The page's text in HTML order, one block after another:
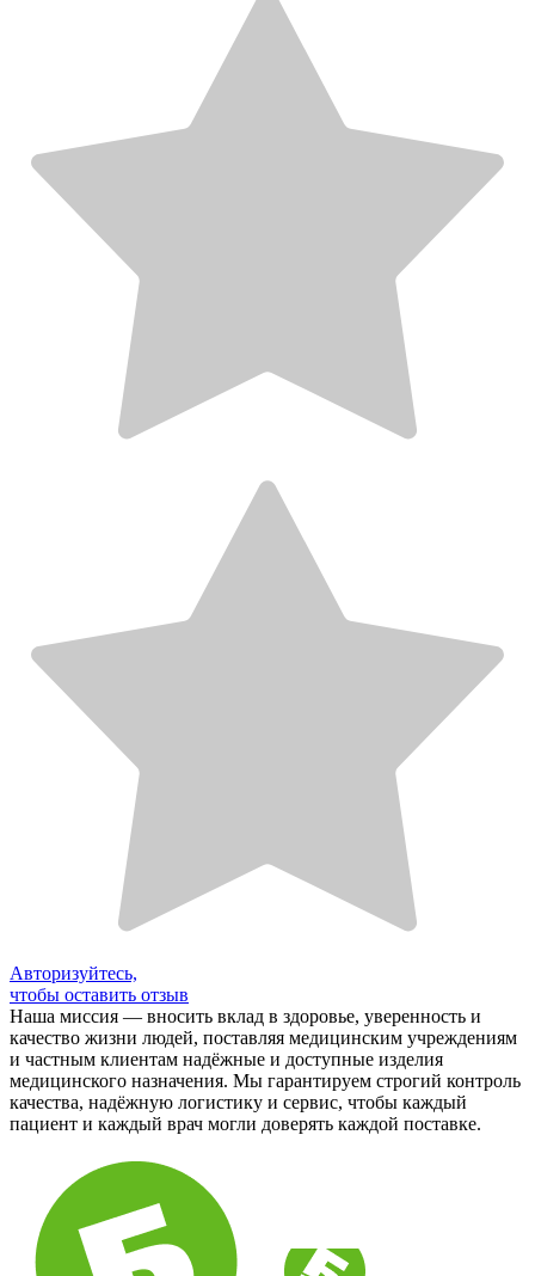
Авторизуйтесь,
чтобы оставить отзыв
Наша миссия — вносить вклад в здоровье, уверенность и
качество жизни людей, поставляя медицинским учреждениям
и частным клиентам надёжные и доступные изделия
медицинского назначения. Мы гарантируем строгий контроль
качества, надёжную логистику и сервис, чтобы каждый
пациент и каждый врач могли доверять каждой поставке.